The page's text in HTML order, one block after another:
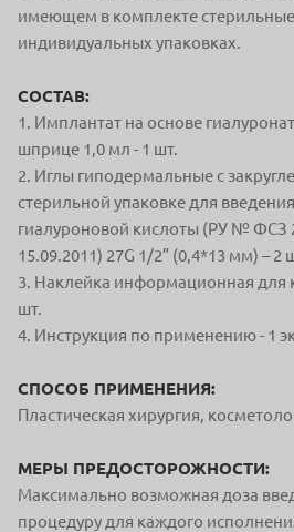
имеющем в комплекте
индивидуальных упаковках.
СОСТАВ:
1. Имплантат на основе
шприце 1,0 мл - 1 шт.
2. Иглы гиподермальные с
стерильной упаковке для
гиалуроновой кислоты (РУ № ФСЗ
15.09.2011) 27G 1/2” (0,4*13 мм) – 2
3. Наклейка информационная для
шт.
4. Инструкция по применению - 1
СПОСОБ ПРИМЕНЕНИЯ:
Пластическая хирургия,
МЕРЫ ПРЕДОСТОРОЖНОСТИ:
Максимально возможная доза
процедуру для каждого